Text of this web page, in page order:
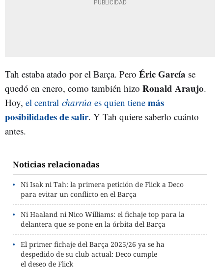
Tah estaba atado por el Barça. Pero Éric García se
quedó en enero, como también hizo Ronald Araujo.
Hoy, el central charrúa es quien tiene más
posibilidades de salir. Y Tah quiere saberlo cuánto
antes.
Noticias relacionadas
Ni Isak ni Tah: la primera petición de Flick a Deco
para evitar un conflicto en el Barça
Ni Haaland ni Nico Williams: el fichaje top para la
delantera que se pone en la órbita del Barça
El primer fichaje del Barça 2025/26 ya se ha
despedido de su club actual: Deco cumple
el deseo de Flick